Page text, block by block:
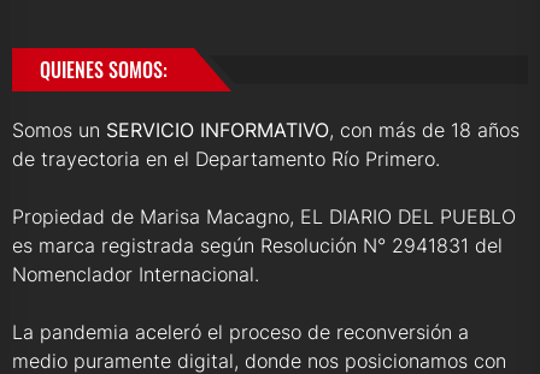
QUIENES SOMOS:
Somos un SERVICIO INFORMATIVO, con más de 18 años
de trayectoria en el Departamento Río Primero.
Propiedad de Marisa Macagno, EL DIARIO DEL PUEBLO
es marca registrada según Resolución N° 2941831 del
Nomenclador Internacional.
La pandemia aceleró el proceso de reconversión a
medio puramente digital, donde nos posicionamos con